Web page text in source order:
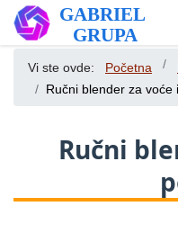
Vi ste ovde: Početna
Ručni blender za voće
Ručni